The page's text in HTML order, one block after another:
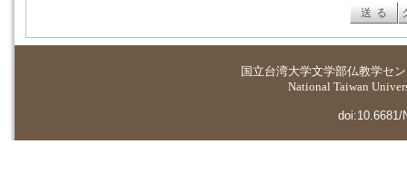
国立台湾大学文学部仏教学セ
National Taiwan
doi:10.6681/